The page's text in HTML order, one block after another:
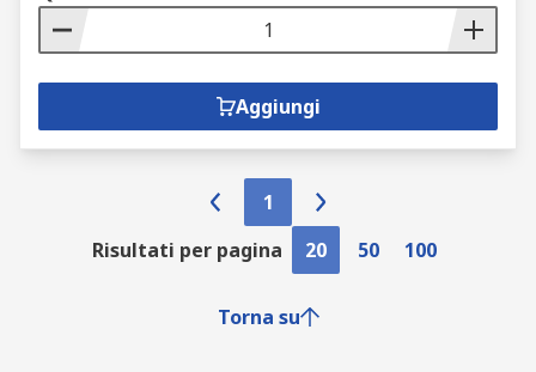
Aggiungi
1
Risultati per pagina
20 50 100
Torna su